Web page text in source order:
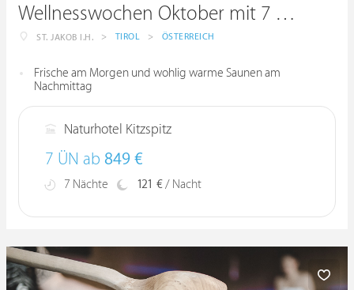
Wellnesswochen Oktober mit 7 = 6
ST. JAKOB I.H. > TIROL > ÖSTERREICH
Frische am Morgen und wohlig warme Saunen am
Nachmittag
Naturhotel Kitzspitz
7 ÜN ab 849 €
7 Nächte 121 €/ Nacht